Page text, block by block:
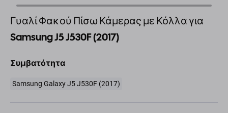
Γυαλί Φακού Πίσω Κάμερας με Κόλλα για
Samsung J5 J530F (2017)
Συμβατότητα
Samsung Galaxy J5 J530F (2017)